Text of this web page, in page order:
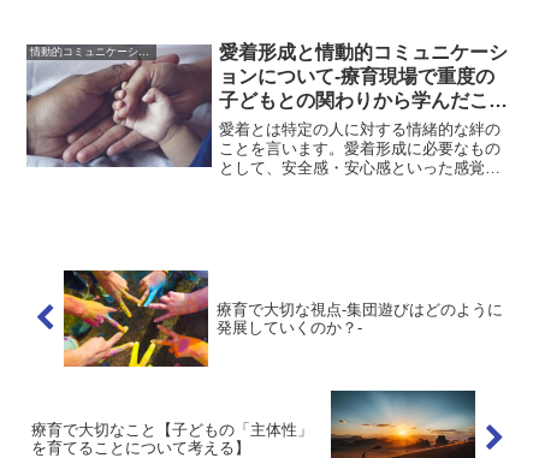
人でやりたいがうまく行かない、大人に
助けてもらいたが助けてほ...
愛着形成と情動的コミュニケーシ
ョンについて-療育現場で重度の
子どもとの関わりから学んだこ
と-
愛着とは特定の人に対する情緒的な絆の
ことを言います。愛着形成に必要なもの
として、安全感・安心感といった感覚を
療育で大切な視点-集団遊びはどのように
発展していくのか？-
療育で大切なこと【子どもの「主体性」
を育てることについて考える】